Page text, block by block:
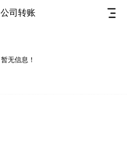
公司转账
暂无信息！